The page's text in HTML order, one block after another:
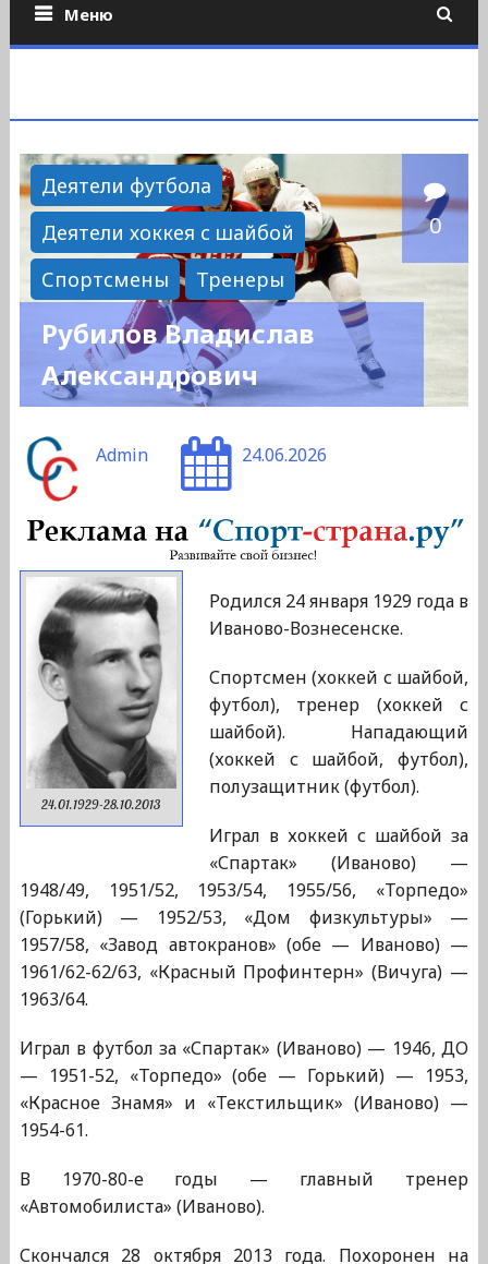
Меню
Деятели футбола
Деятели хоккея с шайбой
Спортсмены
Тренеры
0
Рубилов Владислав
Александрович
Admin 24.06.2026
24.01.1929-28.10.2013
Родился 24 января 1929 года в
Иваново-Вознесенске.
Спортсмен (хоккей с шайбой,
футбол), тренер (хоккей с
шайбой). Нападающий
(хоккей с шайбой, футбол),
полузащитник (футбол).
Играл в хоккей с шайбой за
«Спартак» (Иваново) —
1948/49, 1951/52, 1953/54, 1955/56, «Торпедо»
(Горький) — 1952/53, «Дом физкультуры» —
1957/58, «Завод автокранов» (обе — Иваново) —
1961/62-62/63, «Красный Профинтерн» (Вичуга) —
1963/64.
Играл в футбол за «Спартак» (Иваново) — 1946, ДО
— 1951-52, «Торпедо» (обе — Горький) — 1953,
«Красное Знамя» и «Текстильщик» (Иваново) —
1954-61.
В 1970-80-е годы — главный тренер
«Автомобилиста» (Иваново).
Скончался 28 октября 2013 года. Похоронен на